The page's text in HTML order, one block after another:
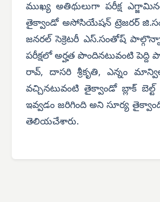
ముఖ్య అతిథులుగా పరీక్ష
తైక్వాండో అసోసియేషన్ ట్రెజరర్
జనరల్ సెక్రెటరీ ఎస్.సంతోష్
పరీక్షలో అర్హత పొందినటువంటి
రావ్, దాసరి శ్రీకృతి, ఎన్నం
వచ్చినటువంటి తైక్వాండో బ్లాక్
ఇవ్వడం జరిగింది అని సూర్య
తెలియచేశారు.